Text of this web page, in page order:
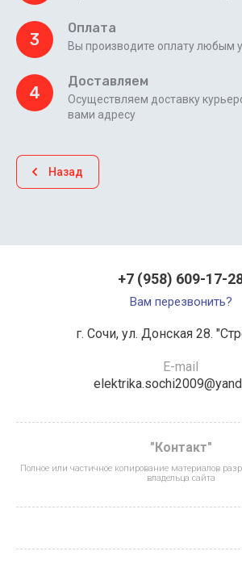
3
Оплата
Вы производите оплату любым
4
Доставляем
Осуществляем доставку
вами адресу
Назад
+7 (958) 609-17-
Вам перезвонить?
г. Сочи, ул. Донская 28.
E-mail
"Контакт"
Полное или частичное копирование материалов
владельца сайта